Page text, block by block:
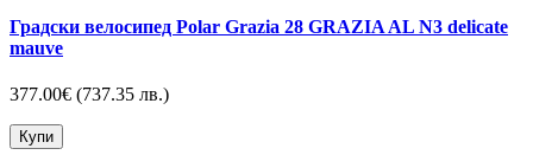
Градски велосипед Polar Grazia 28 GRAZIA AL N3 delicate
mauve
377.00€ (737.35 лв.)
Купи